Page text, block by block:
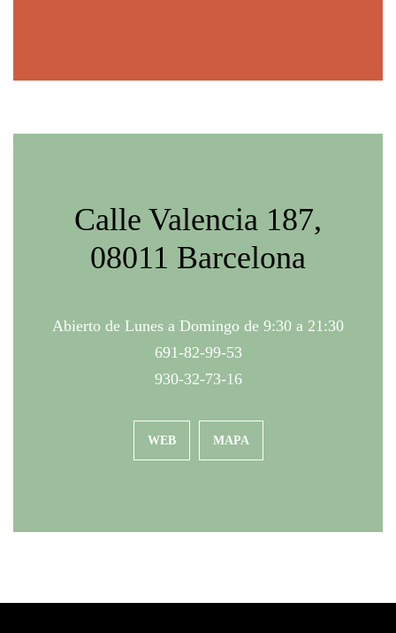
Calle Valencia 187,
08011 Barcelona
Abierto de Lunes a Domingo de 9:30 a 21:30
691-82-99-53
930-32-73-16
WEB MAPA